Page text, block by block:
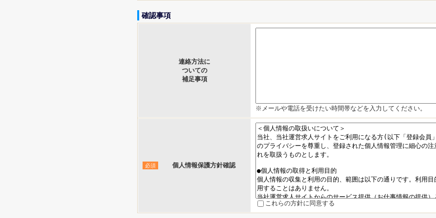
確認事項
連絡方法に
ついての
補足事項
※メールや電話を受けたい時間帯などを入力してください。
必須 個人情報保護方針確認
これらの方針に同意する